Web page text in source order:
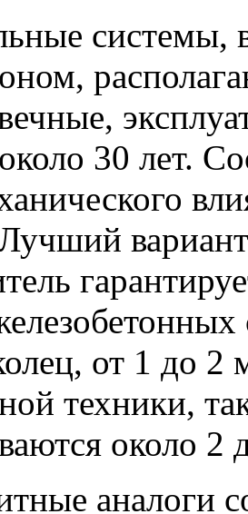
30 лет.
от 1 до 2
техники,
около 2
аналоги